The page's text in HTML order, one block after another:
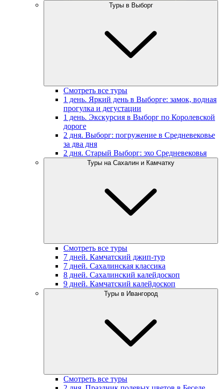
Туры в Выборг
Смотреть все туры
1 день. Яркий день в Выборге: замок, водная
прогулка и дегустации
1 день. Экскурсия в Выборг по Королевской
дороге
2 дня. Выборг: погружение в Средневековье
за два дня
2 дня. Старый Выборг: эхо Средневековья
Туры на Сахалин и Камчатку
Смотреть все туры
7 дней. Камчатский джип-тур
7 дней. Сахалинская классика
8 дней. Сахалинский калейдоскоп
9 дней. Камчатский калейдоскоп
Туры в Ивангород
Смотреть все туры